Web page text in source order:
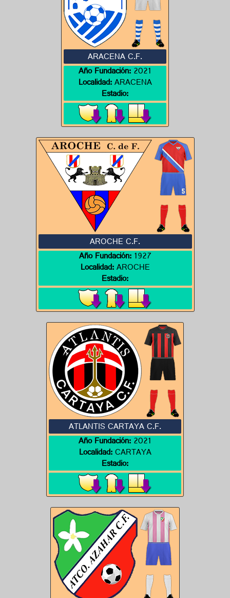
ARACENA C.F.
Año Fundación:2021
Localidad:ARACENA
Estadio:
AROCHE C.F.
Año Fundación:1927
Localidad:AROCHE
Estadio:
ATLANTIS CARTAYA C.F.
Año Fundación:2021
Localidad:CARTAYA
Estadio: